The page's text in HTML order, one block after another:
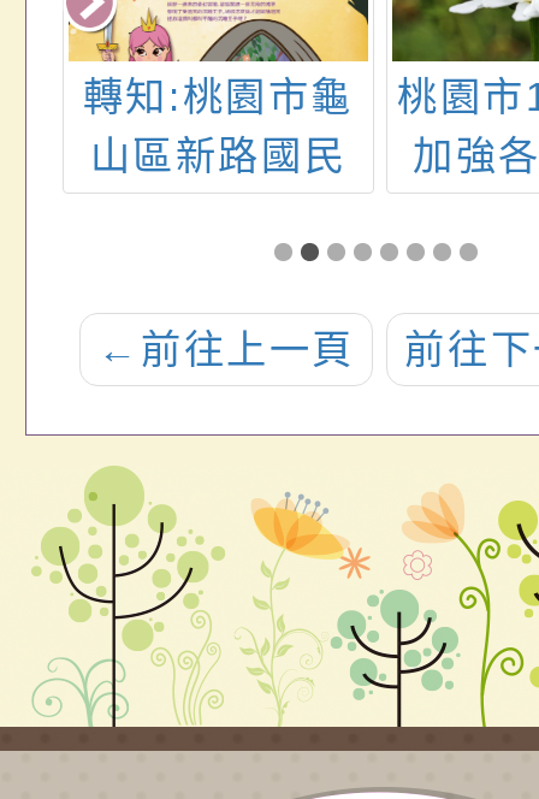
轉知:桃園市龜
山區新路國民
魔法音樂會
《沉睡王子》
兒童互動式劇
場表演活動
桃園市
加強
知
← 前往上一頁 前往